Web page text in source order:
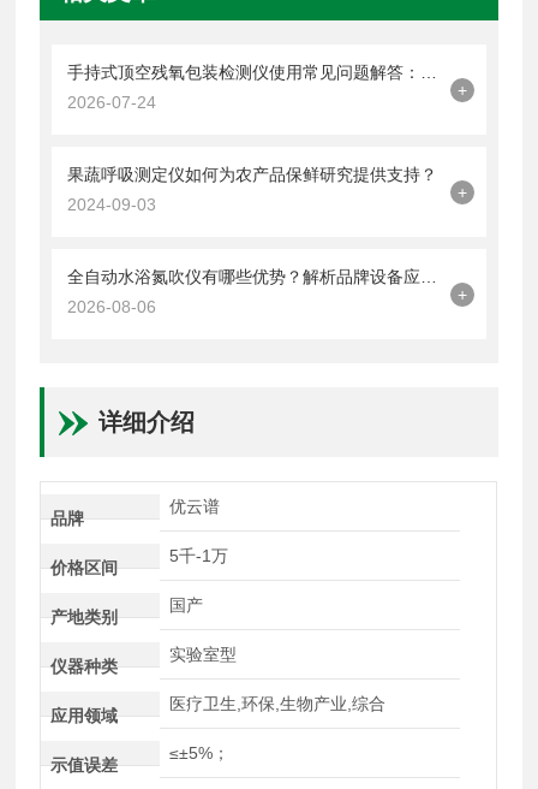
手持式顶空残氧包装检测仪使用常见问题解答：品牌产品选型、操作与维护指南
2026-07-24
+
果蔬呼吸测定仪如何为农产品保鲜研究提供支持？
2024-09-03
+
全自动水浴氮吹仪有哪些优势？解析品牌设备应用特点
2026-08-06
+
详细介绍
品牌
优云谱
价格区间
5千-1万
产地类别
国产
仪器种类
实验室型
应用领域
医疗卫生,环保,生物产业,综合
示值误差
≤±5%；